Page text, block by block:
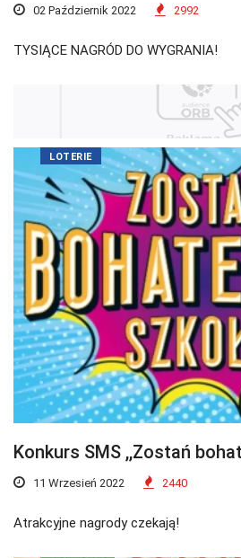
02 Październik 2022 2992
TYSIĄCE NAGRÓD DO WYGRANIA!
LOTERIE
Konkurs SMS ,,Zostań
11 Wrzesień 2022 2440
Atrakcyjne nagrody czekają!